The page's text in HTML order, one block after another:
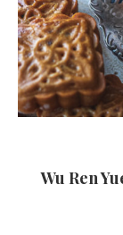
Wu Ren